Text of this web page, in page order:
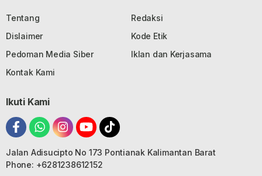
Tentang
Redaksi
Dislaimer
Kode Etik
Pedoman Media Siber
Iklan dan Kerjasama
Kontak Kami
Ikuti Kami
Jalan Adisucipto No 173 Pontianak Kalimantan Barat
Phone: +6281238612152